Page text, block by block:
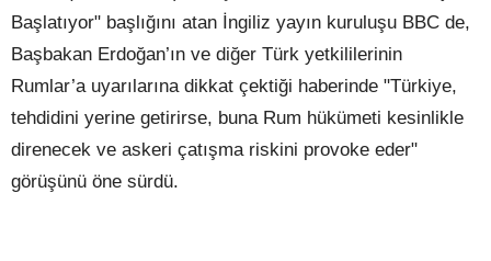
Başlatıyor" başlığını atan İngiliz yayın kuruluşu BBC de,
Başbakan Erdoğan’ın ve diğer Türk yetkililerinin
Rumlar’a uyarılarına dikkat çektiği haberinde "Türkiye,
tehdidini yerine getirirse, buna Rum hükümeti kesinlikle
direnecek ve askeri çatışma riskini provoke eder"
görüşünü öne sürdü.